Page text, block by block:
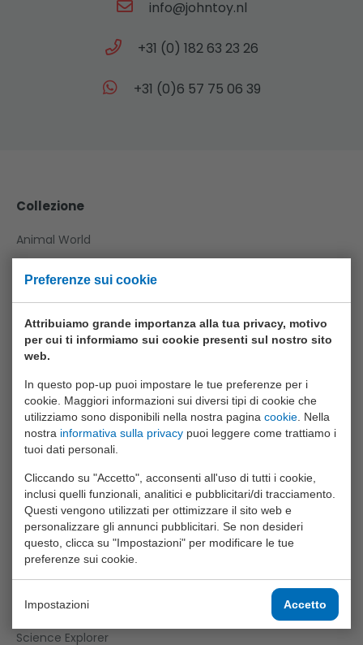
Preferenze sui cookie
Attribuiamo grande importanza alla tua privacy, motivo
per cui ti informiamo sui cookie presenti sul nostro sito
web.
In questo pop-up puoi impostare le tue preferenze per i
cookie. Maggiori informazioni sui diversi tipi di cookie che
utilizziamo sono disponibili nella nostra pagina cookie . Nella
nostra informativa sulla privacy puoi leggere come trattiamo i
tuoi dati personali.
Cliccando su "Accetto", acconsenti all'uso di tutti i cookie,
inclusi quelli funzionali, analitici e pubblicitari/di tracciamento.
Questi vengono utilizzati per ottimizzare il sito web e
personalizzare gli annunci pubblicitari. Se non desideri
questo, clicca su "Impostazioni" per modificare le tue
preferenze sui cookie.
Impostazioni Accetto
info@johntoy.nl
+31 (0) 182 63 23 26
+31 (0)6 57 75 06 39
Collezione
Animal World
Bikefun
Boys
Crea Kids
Funtoy
Games
Happy World
Home And Kitchen
Joueco
Outdoor Fun
Roleplay
Science Explorer